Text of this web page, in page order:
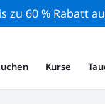
zu 60 % Rabatt
Kurse